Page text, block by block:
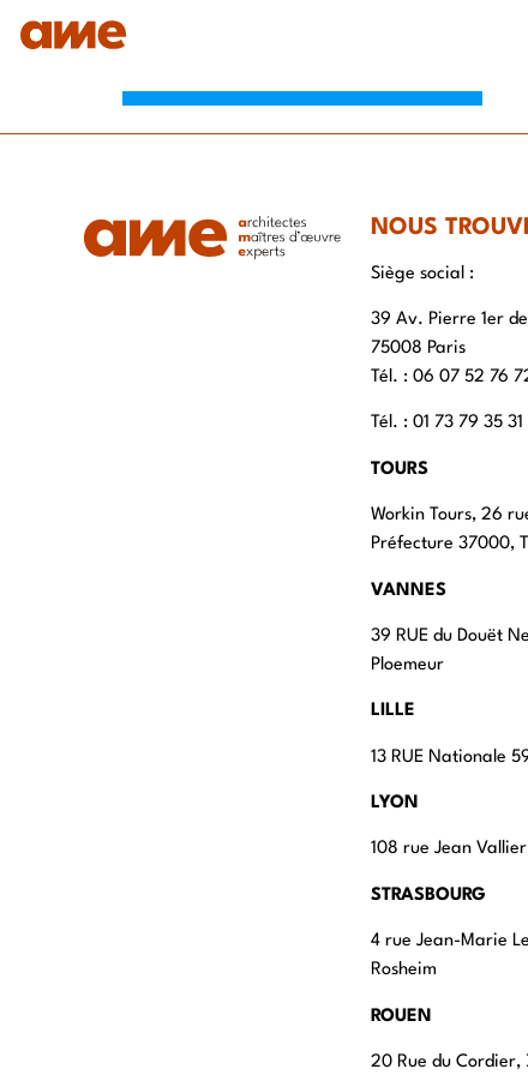
NOUS
Siège social :
39 Av. Pierre 1er
75008 Paris
Tél. : ‭06 07 52 76
Tél. : 01 73 79 35 31
TOURS
Workin Tours, 26
Préfecture 37000,
VANNES
39 RUE du Douët
Ploemeur
LILLE
13 RUE Nationale
LYON
108 rue Jean
STRASBOURG
4 rue Jean-Marie
Rosheim
ROUEN
20 Rue du Cordier,